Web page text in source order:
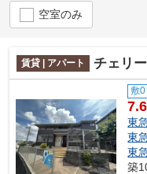
空室のみ
賃貸 | アパート チェリ
敷0
7.6
東
東
東
築